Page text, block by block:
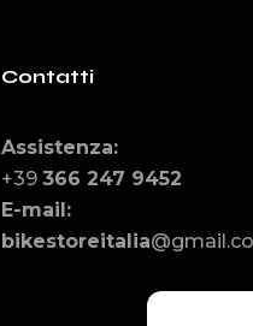
Contatti
Assistenza:
+39 366 247 9452
E-mail:
bikestoreitalia